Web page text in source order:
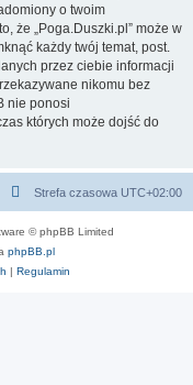
o twoim
że „Poga.Duszki.pl” może w
każdy twój temat, post.
przez ciebie informacji
nikomu bez
nie ponosi
których może dojść do
Strefa czasowa UTC+02:00
© phpBB Limited
phpBB.pl
| Regulamin